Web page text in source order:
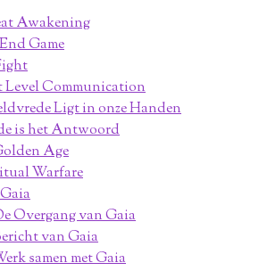
Awakening
Game
Level Communication
Ligt in onze Handen
is het Antwoord
Age
Warfare
Overgang van Gaia
van Gaia
samen met Gaia